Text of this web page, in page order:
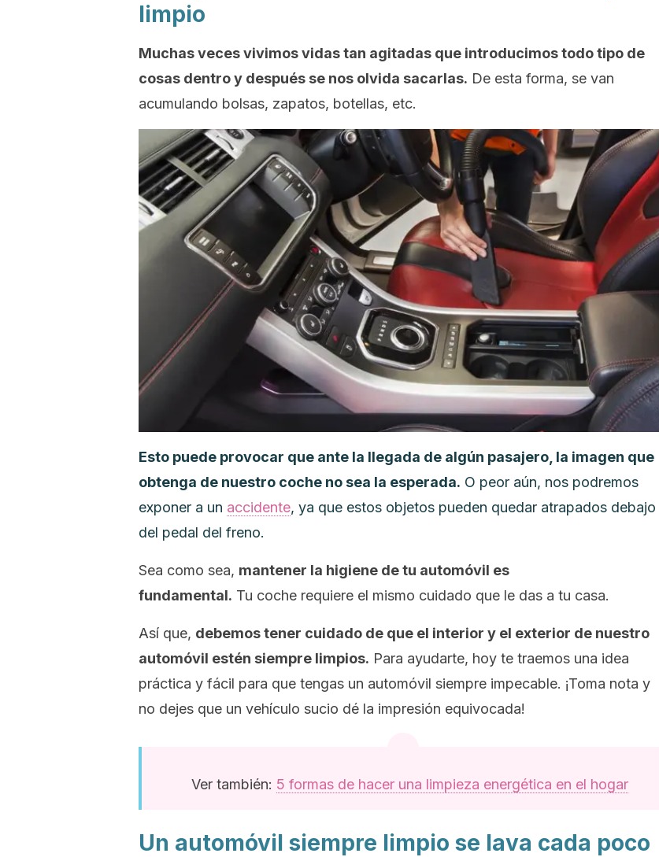
limpio
Muchas veces vivimos vidas tan agitadas que introducimos todo tipo de
cosas dentro y después se nos olvida sacarlas. De esta forma, se van
acumulando bolsas, zapatos, botellas, etc.
Esto puede provocar que ante la llegada de algún pasajero, la imagen que
obtenga de nuestro coche no sea la esperada. O peor aún, nos podremos
exponer a un accidente, ya que estos objetos pueden quedar atrapados debajo
del pedal del freno.
Sea como sea, mantener la higiene de tu automóvil es
fundamental. Tu coche requiere el mismo cuidado que le das a tu casa.
Así que, debemos tener cuidado de que el interior y el exterior de nuestro
automóvil estén siempre limpios. Para ayudarte, hoy te traemos una idea
práctica y fácil para que tengas un automóvil siempre impecable. ¡Toma nota y
no dejes que un vehículo sucio dé la impresión equivocada!
Ver también: 5 formas de hacer una limpieza energética en el hogar
Un automóvil siempre limpio se lava cada poco